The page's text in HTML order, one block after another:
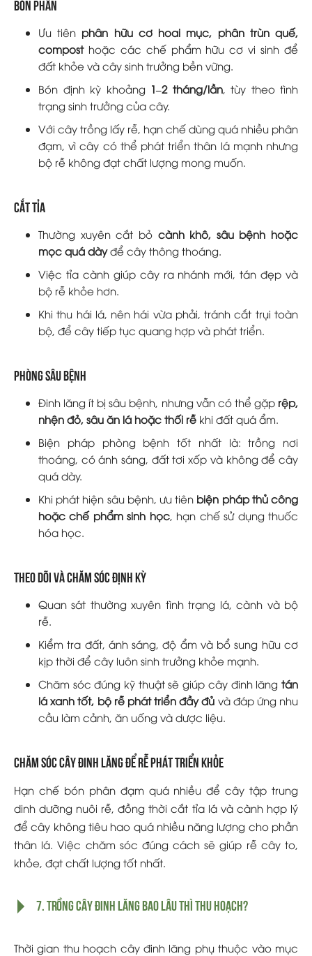
Bón phân
Ưu tiên phân hữu cơ hoai mục, phân trùn quế,
composthoặc các chế phẩm hữu cơ vi sinh để
đất khỏe và cây sinh trưởng bền vững.
Bón định kỳ khoảng 1–2 tháng/lần, tùy theo tình
trạng sinh trưởng của cây.
Với cây trồng lấy rễ, hạn chế dùng quá nhiều phân
đạm, vì cây có thể phát triển thân lá mạnh nhưng
bộ rễ không đạt chất lượng mong muốn.
Cắt tỉa
Thường xuyên cắt bỏ cành khô, sâu bệnh hoặc
mọc quá dàyđể cây thông thoáng.
Việc tỉa cành giúp cây ra nhánh mới, tán đẹp và
bộ rễ khỏe hơn.
Khi thu hái lá, nên hái vừa phải, tránh cắt trụi toàn
bộ, để cây tiếp tục quang hợp và phát triển.
Phòng sâu bệnh
Đinh lăng ít bị sâu bệnh, nhưng vẫn có thể gặp rệp,
nhện đỏ, sâu ăn lá hoặc thối rễ khi đất quá ẩm.
Biện pháp phòng bệnh tốt nhất là: trồng nơi
thoáng, có ánh sáng, đất tơi xốp và không để cây
quá dày.
Khi phát hiện sâu bệnh, ưu tiên biện pháp thủ công
hoặc chế phẩm sinh học, hạn chế sử dụng thuốc
hóa học.
Theo dõi và chăm sóc định kỳ
Quan sát thường xuyên tình trạng lá, cành và bộ
rễ.
Kiểm tra đất, ánh sáng, độ ẩm và bổ sung hữu cơ
kịp thời để cây luôn sinh trưởng khỏe mạnh.
Chăm sóc đúng kỹ thuật sẽ giúp cây đinh lăng tán
lá xanh tốt, bộ rễ phát triển đầy đủ và đáp ứng nhu
cầu làm cảnh, ăn uống và dược liệu.
Chăm sóc cây đinh lăng để rễ phát triển khỏe
Hạn chế bón phân đạm quá nhiều để cây tập trung
dinh dưỡng nuôi rễ, đồng thời cắt tỉa lá và cành hợp lý
để cây không tiêu hao quá nhiều năng lượng cho phần
thân lá. Việc chăm sóc đúng cách sẽ giúp rễ cây to,
khỏe, đạt chất lượng tốt nhất.
7. Trồng cây đinh lăng bao lâu thì thu hoạch?
Thời gian thu hoạch cây đinh lăng phụ thuộc vào mục